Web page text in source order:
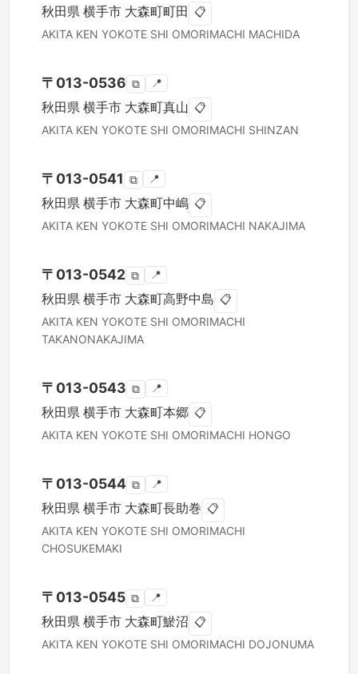
秋田県 横手市 大森町町田 📋
AKITA KEN YOKOTE SHI OMORIMACHI MACHIDA
〒 013-0536 ⧉ 📍
秋田県 横手市 大森町真山 📋
AKITA KEN YOKOTE SHI OMORIMACHI SHINZAN
〒 013-0541 ⧉ 📍
秋田県 横手市 大森町中嶋 📋
AKITA KEN YOKOTE SHI OMORIMACHI NAKAJIMA
〒 013-0542 ⧉ 📍
秋田県 横手市 大森町高野中島 📋
AKITA KEN YOKOTE SHI OMORIMACHI
TAKANONAKAJIMA
〒 013-0543 ⧉ 📍
秋田県 横手市 大森町本郷 📋
AKITA KEN YOKOTE SHI OMORIMACHI HONGO
〒 013-0544 ⧉ 📍
秋田県 横手市 大森町長助巻 📋
AKITA KEN YOKOTE SHI OMORIMACHI
CHOSUKEMAKI
〒 013-0545 ⧉ 📍
秋田県 横手市 大森町鯲沼 📋
AKITA KEN YOKOTE SHI OMORIMACHI DOJONUMA